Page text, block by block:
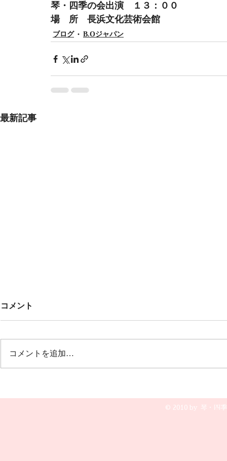
琴・四季の会出演　１３：００
場　所　長浜文化芸術会館
ブログ B.Oジャパン
最新記事
Untitled
オープニング 冬の荒波から🎵風
で すごく盛り上がりました💖💖
💖
コメント
コメントを追加…
© 2010 by 琴・四